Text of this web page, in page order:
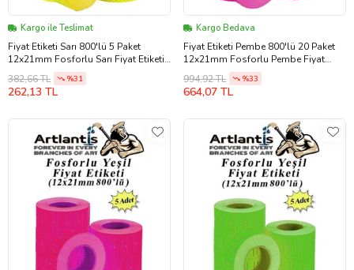
Kargo ile Teslimat
Fiyat Etiketi Sarı 800'lü 5 Paket
12x21mm Fosforlu Sarı Fiyat Etiketi
Mx-5500 M5500 Hg979 Motex Etiket
Makinesi Yedeğiart
382,66 TL %31
262,13 TL
Kargo Bedava
Fiyat Etiketi Pembe 800'lü 20 Paket
12x21mm Fosforlu Pembe Fiyat
Etiketi Mx-5500 M5500 Hg979 Motex
Etiket Makinesi Yedeği
994,92 TL %33
664,07 TL